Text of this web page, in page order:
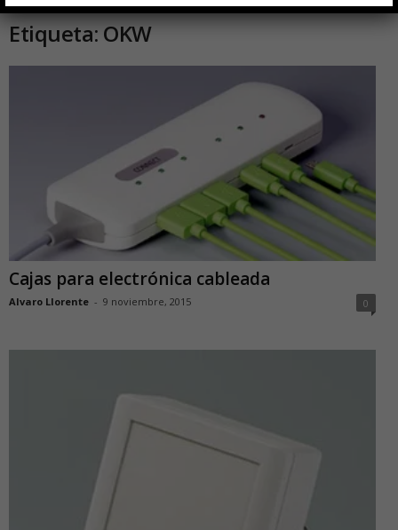
Inicio Etiquetas OKW
Etiqueta: OKW
Cajas para electrónica cableada
Alvaro Llorente - 9 noviembre, 2015 0